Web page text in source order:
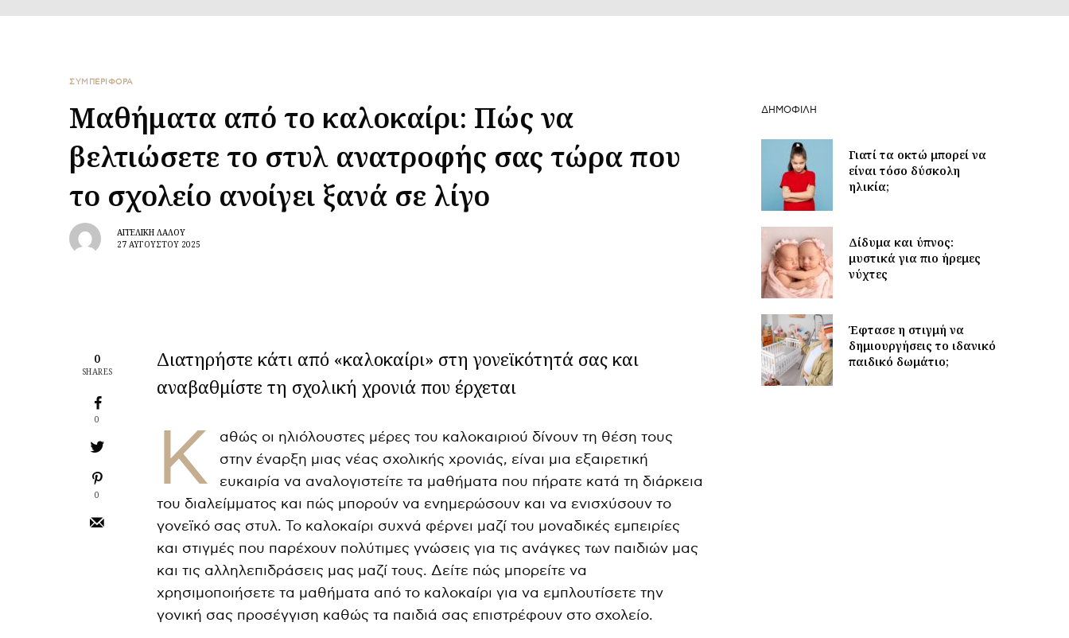
ΣΥΜΠΕΡΙΦΟΡΑ
Μαθήματα από το καλοκαίρι: Πώς να
βελτιώσετε το στυλ ανατροφής σας τώρα που
το σχολείο ανοίγει ξανά σε λίγο
ΑΓΓΕΛΙΚΉ ΛΆΛΟΥ
27 ΑΥΓΟΎΣΤΟΥ 2025
0
SHARES
0
0
Διατηρήστε κάτι από «καλοκαίρι» στη γονεϊκότητά σας και
αναβαθμίστε τη σχολική χρονιά που έρχεται
Κ
αθώς οι ηλιόλουστες μέρες του καλοκαιριού δίνουν τη θέση τους
στην έναρξη μιας νέας σχολικής χρονιάς, είναι μια εξαιρετική
ευκαιρία να αναλογιστείτε τα μαθήματα που πήρατε κατά τη διάρκεια
του διαλείμματος και πώς μπορούν να ενημερώσουν και να ενισχύσουν το
γονεϊκό σας στυλ. Το καλοκαίρι συχνά φέρνει μαζί του μοναδικές εμπειρίες
και στιγμές που παρέχουν πολύτιμες γνώσεις για τις ανάγκες των παιδιών μας
και τις αλληλεπιδράσεις μας μαζί τους. Δείτε πώς μπορείτε να
χρησιμοποιήσετε τα μαθήματα από το καλοκαίρι για να εμπλουτίσετε την
γονική σας προσέγγιση καθώς τα παιδιά σας επιστρέφουν στο σχολείο.
ΔΗΜΟΦΙΛΉ
Γιατί τα οκτώ μπορεί να
είναι τόσο δύσκολη
ηλικία;
Δίδυμα και ύπνος:
μυστικά για πιο ήρεμες
νύχτες
Έφτασε η στιγμή να
δημιουργήσεις το ιδανικό
παιδικό δωμάτιο;